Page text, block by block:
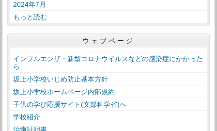
2024年7月
もっと読む
ウェブページ
インフルエンザ・新型コロナウイルスなどの感染症にかかった
ら
坂上小学校いじめ防止基本方針
坂上小学校ホームページ内部規約
子供の学び応援サイト(文部科学省)へ
学校紹介